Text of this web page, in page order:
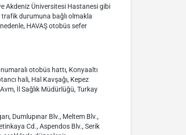
Akdeniz Üniversitesi Hastanesi gibi
trafik durumuna bağlı olmakla
HAVAŞ otobüs sefer
otobüs hattı, Konyaaltı
hali, Hal Kavşağı, Kepez
İl Sağlık Müdürlüğü, Turkay
Dumlupınar Blv., Meltem Blv.,
Cd., Aspendos Blv., Serik